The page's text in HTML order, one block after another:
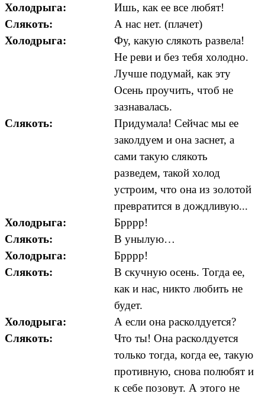
Холодрыга:
Ишь, как ее все любят!
Слякоть:
А нас нет. (плачет)
Холодрыга:
Фу, какую слякоть развела!
Не реви и без тебя холодно.
Лучше подумай, как эту
Осень проучить, чтоб не
зазнавалась.
Слякоть:
Придумала! Сейчас мы ее
заколдуем и она заснет, а
сами такую слякоть
разведем, такой холод
устроим, что она из золотой
превратится в дождливую...
Холодрыга:
Брррр!
Слякоть:
В унылую…
Холодрыга:
Брррр!
Слякоть:
В скучную осень. Тогда ее,
как и нас, никто любить не
будет.
Холодрыга:
А если она расколдуется?
Слякоть:
Что ты! Она расколдуется
только тогда, когда ее, такую
противную, снова полюбят и
к себе позовут. А этого не